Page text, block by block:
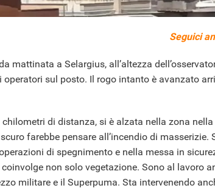
Seguici
mattinata a Selargius, all’altezza
sul posto. Il rogo intanto è avanzato
di distanza, si è alzata nella zona
farebbe pensare all’incendio di masserizie.
di spegnimento e nella messa in
non solo vegetazione. Sono al lavoro
militare e il Superpuma. Sta intervenendo